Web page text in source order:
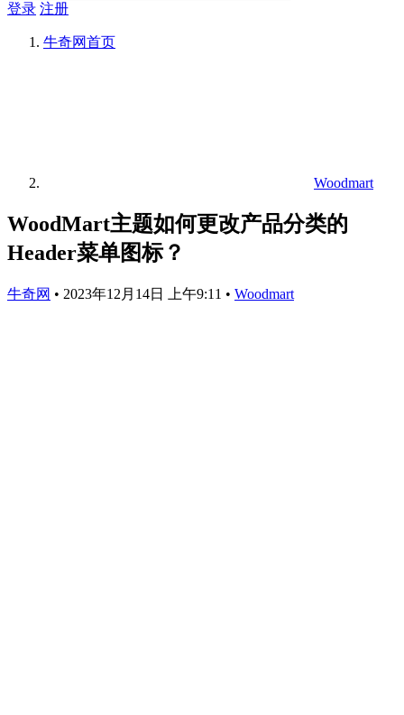
登录 注册
牛奇网首页
Woodmart
WoodMart主题如何更改产品分类的
Header菜单图标？
牛奇网 • 2023年12月14日 上午9:11 • Woodmart